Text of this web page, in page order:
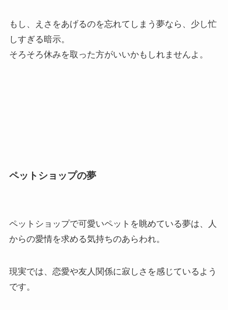
もし、えさをあげるのを忘れてしまう夢なら、少し忙
しすぎる暗示。
そろそろ休みを取った方がいいかもしれませんよ。
ペットショップの夢
ペットショップで可愛いペットを眺めている夢は、人
からの愛情を求める気持ちのあらわれ。
現実では、恋愛や友人関係に寂しさを感じているよう
です。